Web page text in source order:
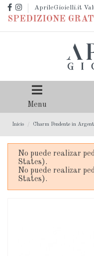
AprileGioielli.it
SPEDIZIONE
Menu
Inicio Charm Pendente in
No puede realizar
States).
No puede realizar
States).